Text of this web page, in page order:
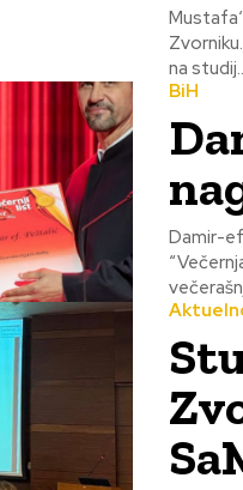
Mustafa‘’Mujo’’
Zvorniku. Prošao sve mlade selekcije FK “Drina” Zvornik Davne 1966.godine odlazi u Sarajevno
na
BiH
Damir-